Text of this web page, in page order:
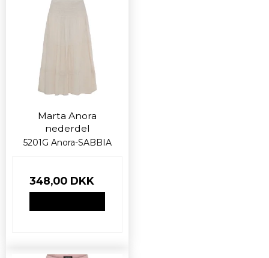
Marta Anora
nederdel
5201G Anora-SABBIA
348,00 DKK